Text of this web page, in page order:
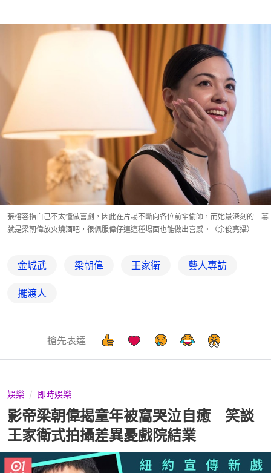
張榕容指自己不太懂做喜劇，因此在片場不斷向各位前輩偷師，而她最深刻的一幕
就是梁朝偉放火燒酒吧，很佩服偉仔連這種場面也能做出喜感。（余俊亮攝）
金城武 梁朝偉 王家衛 藝人專訪
擺渡人
搶先表達
娛樂 即時娛樂
影帝梁朝偉揭童年被窩哭泣自癒 笑談
王家衛式拍攝差異憂戲院結業